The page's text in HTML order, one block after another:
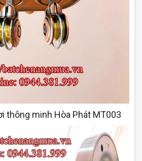
thông minh Hòa Phát MT003